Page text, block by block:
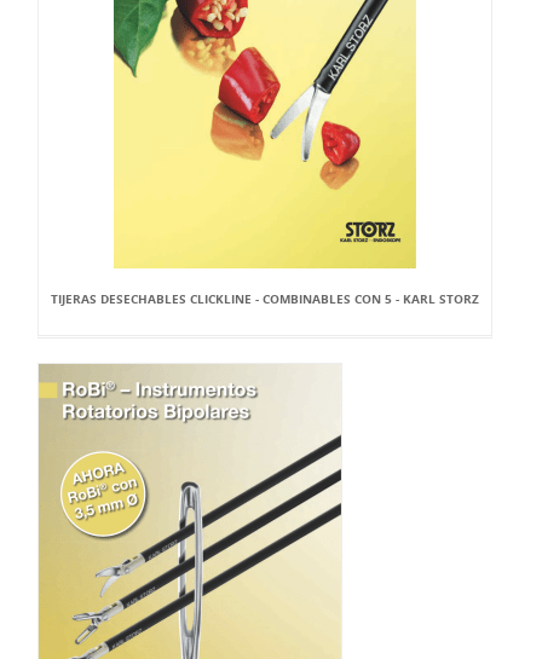
TIJERAS DESECHABLES CLICKLINE - COMBINABLES CON 5 - KARL STORZ